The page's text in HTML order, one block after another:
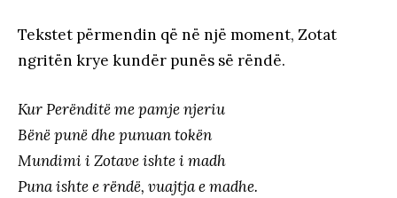
Tekstet përmendin që në një moment, Zotat
ngritën krye kundër punës së rëndë.
Kur Perënditë me pamje njeriu
Bënë punë dhe punuan tokën
Mundimi i Zotave ishte i madh
Puna ishte e rëndë, vuajtja e madhe.